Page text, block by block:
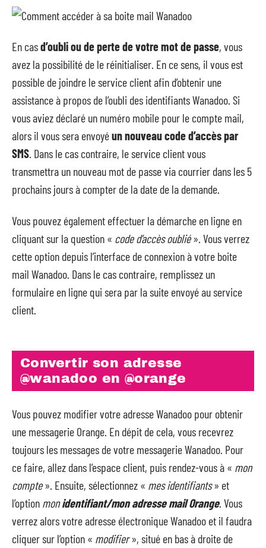
En casd’oubli ou de perte de votre mot de passe, vous
avez la possibilité de le réinitialiser. En ce sens, il vous est
possible de joindre le service client afin d’obtenir une
assistance à propos de l’oubli des identifiants Wanadoo. Si
vous aviez déclaré un numéro mobile pour le compte mail,
alors il vous sera envoyéun nouveau code d’accès par
SMS. Dans le cas contraire, le service client vous
transmettra un nouveau mot de passe via courrier dans les 5
prochains jours à compter de la date de la demande.
Vous pouvez également effectuer la démarche en ligne en
cliquant sur la question « code d’accès oublié». Vous verrez
cette option depuis l’interface de connexion à votre boite
mail Wanadoo. Dans le cas contraire, remplissez un
formulaire en ligne qui sera par la suite envoyé au service
client.
Convertir son adresse
@wanadoo en @orange
Vous pouvez modifier votre adresse Wanadoo pour obtenir
une messagerie Orange. En dépit de cela, vous recevrez
toujours les messages de votre messagerie Wanadoo. Pour
ce faire, allez dans l’espace client, puis rendez-vous à « mon
compte». Ensuite, sélectionnez « mes identifiants» et
l’option monidentifiant/mon adresse mail Orange. Vous
verrez alors votre adresse électronique Wanadoo et il faudra
cliquer sur l’option « modifier», situé en bas à droite de